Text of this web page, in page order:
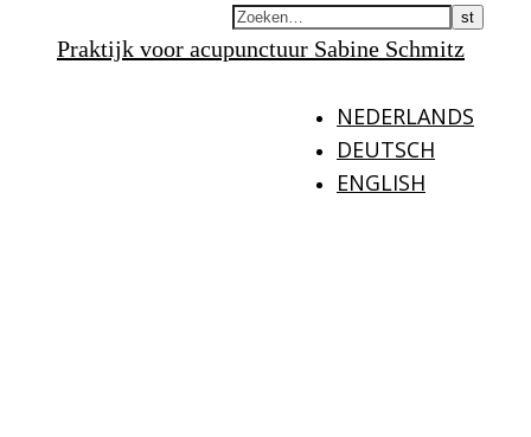
Praktijk voor acupunctuur Sabine Schmitz
NEDERLANDS
DEUTSCH
ENGLISH